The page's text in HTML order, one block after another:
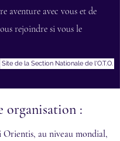
aventure avec vous et de
rejoindre si vous le
Site de la Section Nationale de l'O.T.O.
organisation :
Orientis, au niveau mondial,